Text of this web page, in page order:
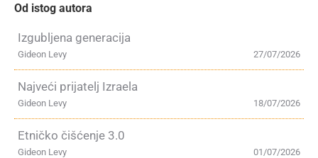
Od istog autora
Izgubljena generacija
27/07/2026
Gideon Levy
Najveći prijatelj Izraela
18/07/2026
Gideon Levy
Etničko čišćenje 3.0
01/07/2026
Gideon Levy